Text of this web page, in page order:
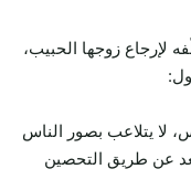
لإرجاع زوجها الحبيب،
لا يتلاعب بصور الناس
عن طريق التحصين